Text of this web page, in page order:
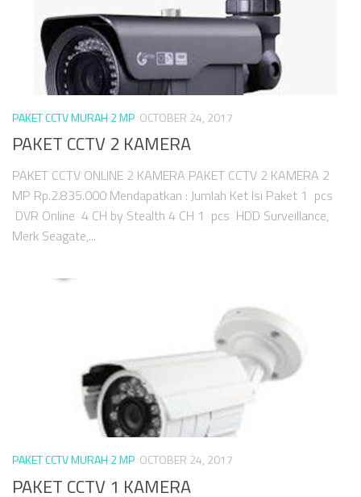
PAKET CCTV MURAH 2 MP OCTOBER 24, 2017
PAKET CCTV 2 KAMERA
PAKET CCTV ONLINE 2 KAMERA PAKET CCTV 2 KAMERA 2
MP Rp.2.835.000 Mendapatkan : Jumlah Ket Isi Paket 1 pcs
DVR Online 4 CH by Stealth 4 CH 1 pcs HDD Surveillance,
Merk Seagate,...
PAKET CCTV MURAH 2 MP OCTOBER 24, 2017
PAKET CCTV 1 KAMERA